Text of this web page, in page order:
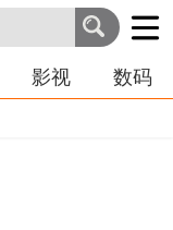
职业
影视 数码